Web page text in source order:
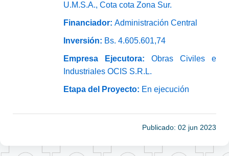
U.M.S.A., Cota cota Zona Sur.
Financiador:Administración Central
Inversión: Bs. 4.605.601,74
Empresa Ejecutora:Obras Civiles e
Industriales OCIS S.R.L.
Etapa del Proyecto: En ejecución
Publicado: 02 jun 2023